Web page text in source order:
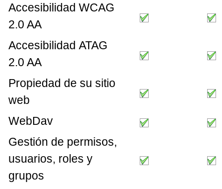
Accesibilidad WCAG
2.0 AA
Accesibilidad ATAG
2.0 AA
Propiedad de su sitio
web
WebDav
Gestión de permisos,
usuarios, roles y
grupos